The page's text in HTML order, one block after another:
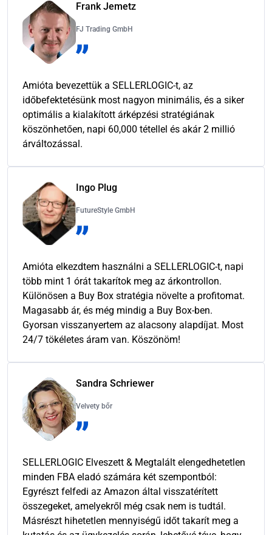
Frank Jemetz
FJ Trading GmbH
Amióta bevezettük a SELLERLOGIC-t, az
időbefektetésünk most nagyon minimális, és a siker
optimális a kialakított árképzési stratégiának
köszönhetően, napi 60,000 tétellel és akár 2 millió
árváltozással.
Ingo Plug
FutureStyle GmbH
Amióta elkezdtem használni a SELLERLOGIC-t, napi
több mint 1 órát takarítok meg az árkontrollon.
Különösen a Buy Box stratégia növelte a profitomat.
Magasabb ár, és még mindig a Buy Box-ben.
Gyorsan visszanyertem az alacsony alapdíjat. Most
24/7 tökéletes áram van. Köszönöm!
Sandra Schriewer
Velvety bőr
SELLERLOGIC Elveszett & Megtalált elengedhetetlen
minden FBA eladó számára két szempontból:
Egyrészt felfedi az Amazon által visszatérített
összegeket, amelyekről még csak nem is tudtál.
Másrészt hihetetlen mennyiségű időt takarít meg a